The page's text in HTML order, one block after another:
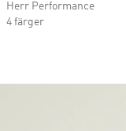
Herr Performance
4 färger